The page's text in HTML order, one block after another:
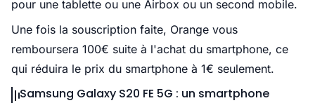
pour une tablette ou une Airbox ou un second mobile.
Une fois la souscription faite, Orange vous
remboursera 100€ suite à l'achat du smartphone, ce
qui réduira le prix du smartphone à 1€ seulement.
Samsung Galaxy S20 FE 5G : un smartphone